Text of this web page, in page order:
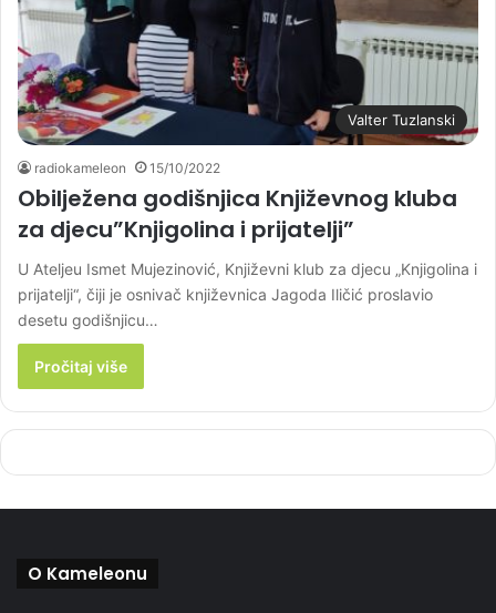
Valter Tuzlanski
radiokameleon 15/10/2022
Obilježena godišnjica Književnog kluba
za djecu”Knjigolina i prijatelji”
U Ateljeu Ismet Mujezinović, Književni klub za djecu „Knjigolina i
prijatelji“, čiji je osnivač književnica Jagoda Iličić proslavio
desetu godišnjicu…
Pročitaj više
O Kameleonu